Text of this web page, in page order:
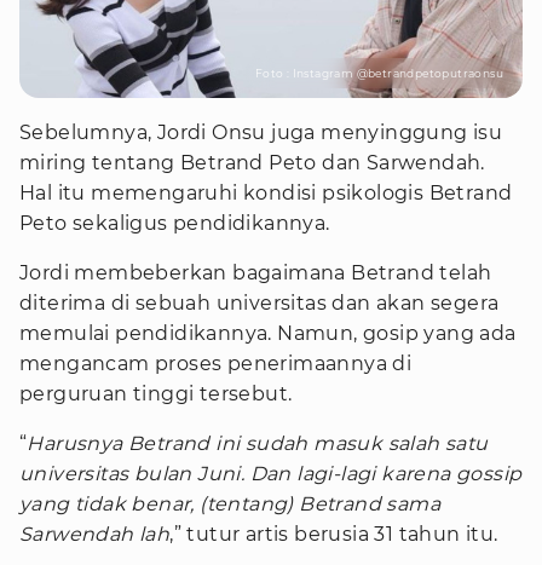
Foto : Instagram @betrandpetoputraonsu
Sebelumnya, Jordi Onsu juga menyinggung isu
miring tentang Betrand Peto dan Sarwendah.
Hal itu memengaruhi kondisi psikologis Betrand
Peto sekaligus pendidikannya.
Jordi membeberkan bagaimana Betrand telah
diterima di sebuah universitas dan akan segera
memulai pendidikannya. Namun, gosip yang ada
mengancam proses penerimaannya di
perguruan tinggi tersebut.
“Harusnya Betrand ini sudah masuk salah satu
universitas bulan Juni. Dan lagi-lagi karena gossip
yang tidak benar, (tentang) Betrand sama
Sarwendah lah,” tutur artis berusia 31 tahun itu.